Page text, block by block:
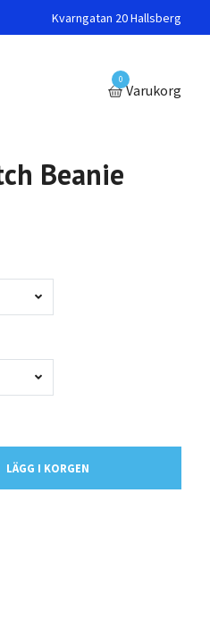
Kvarngatan 20 Hallsberg
0
Varukorg
Beanie
LÄGG I KORGEN